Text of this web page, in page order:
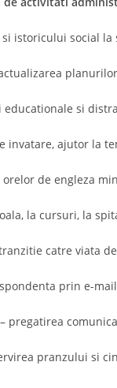
istoricului social la
si
invatare, ajutor la
de engleza
la cursuri, la
catre viata
prin e-
pregatirea
pranzului si